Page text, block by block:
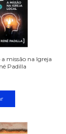
missão na Igreja
Padilla